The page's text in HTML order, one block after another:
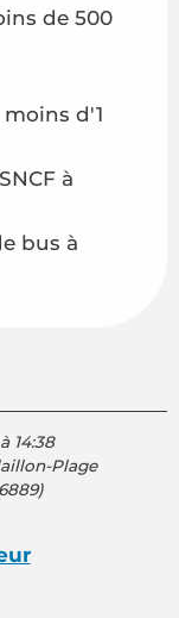
de 500
d'1
à
bus à
14:38
Plage
)